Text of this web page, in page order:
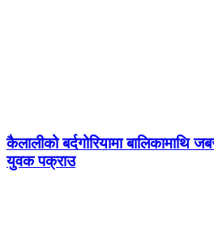
कैलालीको बर्दगोरियामा बालिकामाथि
युवक पक्राउ